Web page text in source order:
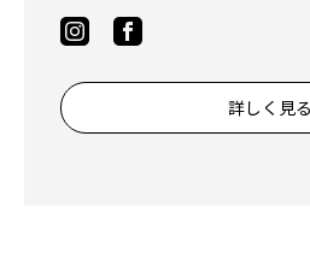
詳しく見る